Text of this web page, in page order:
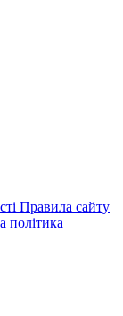
Правила сайту
політика